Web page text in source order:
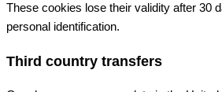
These cookies lose their validity after 30
personal identification.
Third country transfers